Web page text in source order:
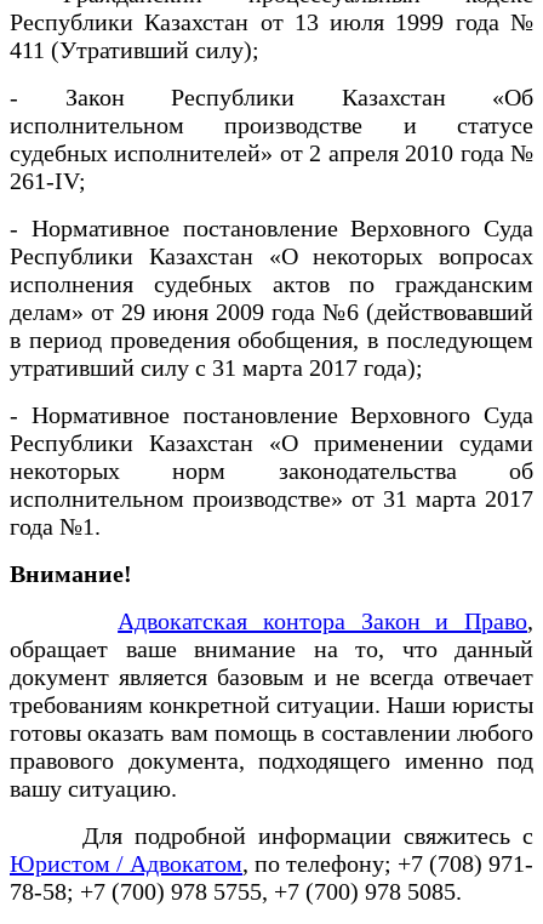
Республики Казахстан от 13 июля 1999 года №
411 (Утративший силу);
- Закон Республики Казахстан «Об
исполнительном производстве и статусе
судебных исполнителей» от 2 апреля 2010 года №
261-IV;
- Нормативное постановление Верховного Суда
Республики Казахстан «О некоторых вопросах
исполнения судебных актов по гражданским
делам» от 29 июня 2009 года №6 (действовавший
в период проведения обобщения, в последующем
утративший силу с 31 марта 2017 года);
- Нормативное постановление Верховного Суда
Республики Казахстан «О применении судами
некоторых норм законодательства об
исполнительном производстве» от 31 марта 2017
года №1.
Внимание!
Адвокатская контора Закон и Право,
обращает ваше внимание на то, что данный
документ является базовым и не всегда отвечает
требованиям конкретной ситуации. Наши юристы
готовы оказать вам помощь в составлении любого
правового документа, подходящего именно под
вашу ситуацию.
Для подробной информации свяжитесь с
Юристом / Адвокатом, по телефону; +7 (708) 971-
78-58; +7 (700) 978 5755, +7 (700) 978 5085.